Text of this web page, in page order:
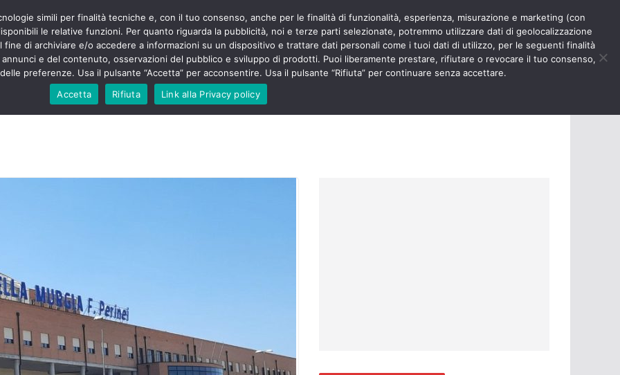
sono
senza
aggressioni
“tagli e
proclamato lo
Up contro
POLITICA STUDENTI SALUTE COMUNICATI CURIOSITÀ NURSE TIMES
simili per finalità tecniche e, con il tuo consenso, anche per le finalità di funzionalità, esperienza, misurazione e marketing (con
le relative funzioni. Per quanto riguarda la pubblicità, noi e terze parti selezionate, potremmo utilizzare dati di geolocalizzazione
fine di archiviare e/o accedere a informazioni su un dispositivo e trattare dati personali come i tuoi dati di utilizzo, per le seguenti finalità
e del contenuto, osservazioni del pubblico e sviluppo di prodotti. Puoi liberamente prestare, rifiutare o revocare il tuo consenso,
preferenze. Usa il pulsante “Accetta” per acconsentire. Usa il pulsante “Rifiuta” per continuare senza accettare.
Accetta
Rifiuta Link alla Privacy policy